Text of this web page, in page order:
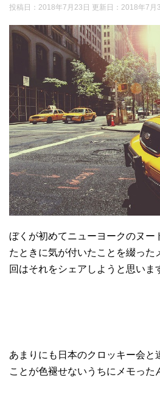
投稿日：2018年7月23日 更新日： 2018年7月
ぼくが初めてニューヨークのヌー
たときに気が付いたことを綴った
回はそれをシェアしようと思いま
あまりにも日本のクロッキー会と
ことが色褪せないうちにメモった